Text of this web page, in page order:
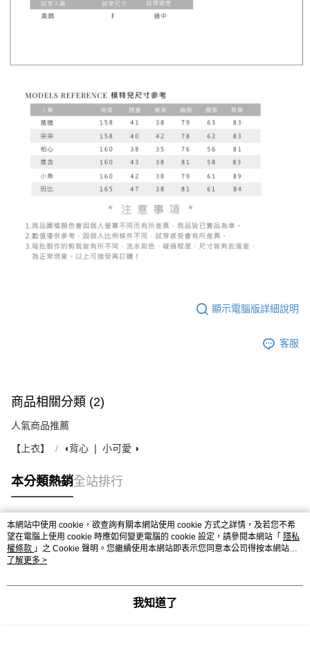
顯示電腦版詳細說明
客服
商品相關分類 (2)
人氣商品推薦
【上衣】 ◖背心 ❘ 小可愛 ◗
本分類熱銷全站排行
熱門標籤
本網站中使用 cookie，欲查詢有關本網站使用 cookie 方式之詳情，及若您不希
望在電腦上使用 cookie 時應如何變更電腦的 cookie 設定，請參閱本網站「 隱私
權條款 」之 Cookie 聲明。您繼續使用本網站即表示您同意本公司得按本網站使
用條款之 Cookie 聲明使用 cookie。
了解更多 >
我知道了